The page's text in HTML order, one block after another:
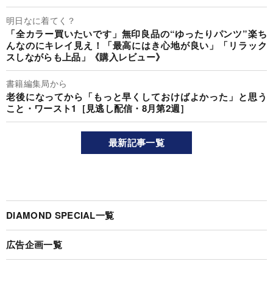
明日なに着てく？
「全カラー買いたいです」無印良品の“ゆったりパンツ”楽ち
んなのにキレイ見え！「最高にはき心地が良い」「リラック
スしながらも上品」《購入レビュー》
書籍編集局から
老後になってから「もっと早くしておけばよかった」と思う
こと・ワースト1［見逃し配信・8月第2週］
最新記事一覧
DIAMOND SPECIAL一覧
広告企画一覧